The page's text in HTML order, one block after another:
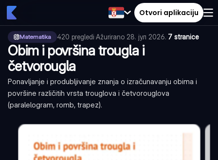
Otvori aplikaciju
Matematika 420 pregledi·Ažurirano 28. јул 2026.·7 stranice
Obim i površina trougla i
četvorougla
Ponavljanje i produbljivanje znanja o izračunavanju obima i
površine različitih vrsta trouglova i četvorouglova
(paralelogram, romb, trapez).